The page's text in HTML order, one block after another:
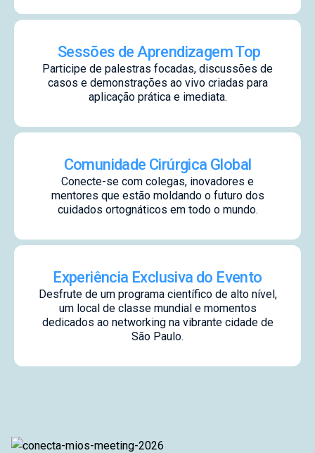
Sessões de Aprendizagem Top
Participe de palestras focadas, discussões de
casos e demonstrações ao vivo criadas para
aplicação prática e imediata.
Comunidade Cirúrgica Global
Conecte-se com colegas, inovadores e
mentores que estão moldando o futuro dos
cuidados ortognáticos em todo o mundo.
Experiência Exclusiva do Evento
Desfrute de um programa científico de alto nível,
um local de classe mundial e momentos
dedicados ao networking na vibrante cidade de
São Paulo.